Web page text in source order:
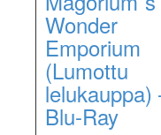
Wonder
Emporium
(Lumottu
lelukauppa)
Blu-Ray